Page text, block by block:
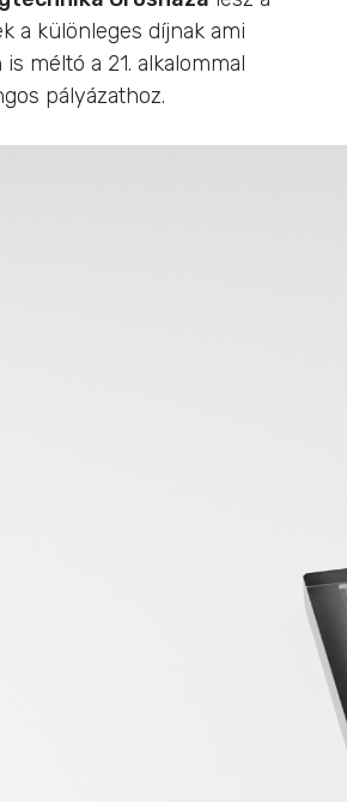
a különleges díjnak ami
méltó a 21. alkalommal
pályázathoz.